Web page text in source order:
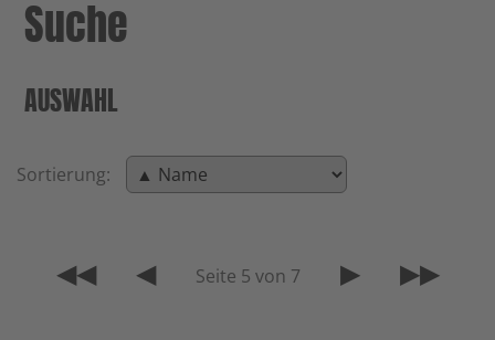
Sortierung:
◀◀ ◀ Seite 5 von 7 ▶ ▶▶
Suche
AUSWAHL